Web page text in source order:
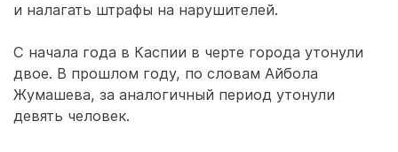
и налагать штрафы на нарушителей.
С начала года в Каспии в черте города утонули
двое. В прошлом году, по словам Айбола
Жумашева, за аналогичный период утонули
девять человек.